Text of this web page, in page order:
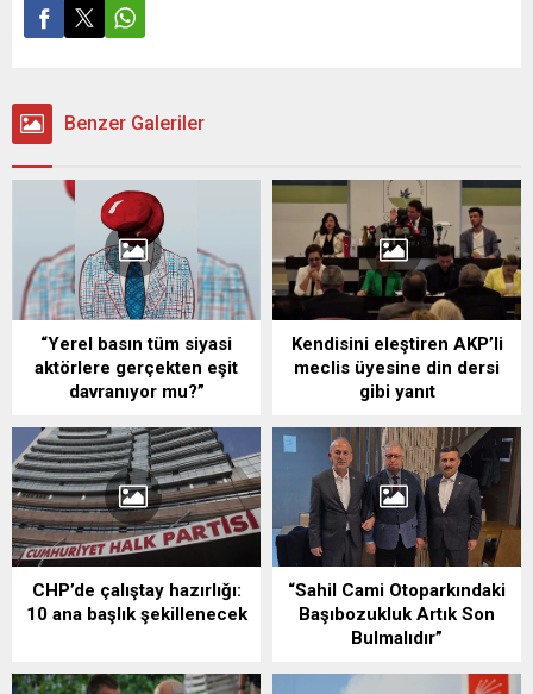
Benzer Galeriler
“Yerel basın tüm siyasi
aktörlere gerçekten eşit
davranıyor mu?”
Kendisini eleştiren AKP’li
meclis üyesine din dersi
gibi yanıt
CHP’de çalıştay hazırlığı:
10 ana başlık şekillenecek
“Sahil Cami Otoparkındaki
Başıbozukluk Artık Son
Bulmalıdır”